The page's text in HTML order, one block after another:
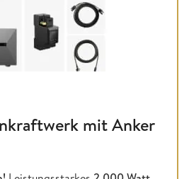
mit Anker